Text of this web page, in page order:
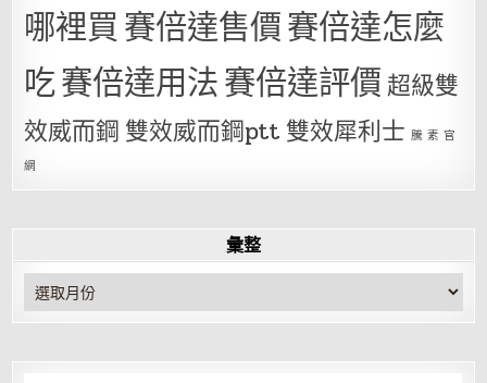
哪裡買賽倍達售價賽倍達怎麼
吃賽倍達用法賽倍達評價超級雙
效威而鋼 雙效威而鋼ptt 雙效犀利士 騰 素 官
網
彙整
彙
整